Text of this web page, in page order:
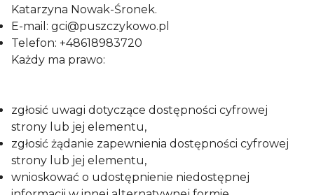
Katarzyna Nowak-Śronek.
E-mail: gci@puszczykowo.pl
Telefon: +48618983720
Każdy ma prawo:
zgłosić uwagi dotyczące dostępności cyfrowej
strony lub jej elementu,
zgłosić żądanie zapewnienia dostępności cyfrowej
strony lub jej elementu,
wnioskować o udostępnienie niedostępnej